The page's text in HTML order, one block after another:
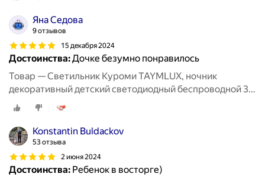
Яна Седова
9 отзывов
15 декабря 2024
Достоинства:Дочке безумно понравилось
Товар — Светильник Куроми TAYMLUX, ночник
декоративный детский светодиодный беспроводной 3д,
3d неоновый настольный на батарейках аниме 7 цветов
Konstantin Buldackov
53 отзыва
2 июня 2024
Достоинства: Ребенок в восторге)